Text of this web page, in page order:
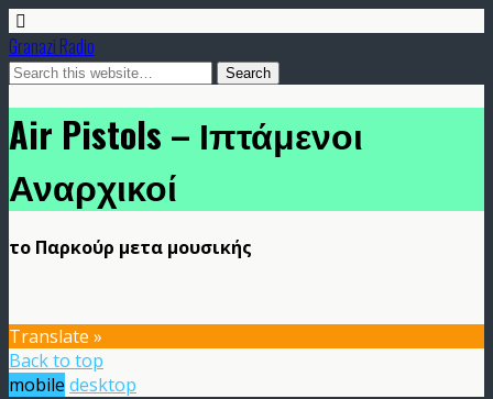
Granazi Radio
Air Pistols – Ιπτάμενοι
Αναρχικοί
το Παρκούρ μετα μουσικής
Translate »
Back to top
mobile desktop